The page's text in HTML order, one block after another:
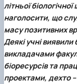
літньої
наголосити, що
масу позитивних
Деякі учні
викладачами
біоресурсів та
проектами, дехто